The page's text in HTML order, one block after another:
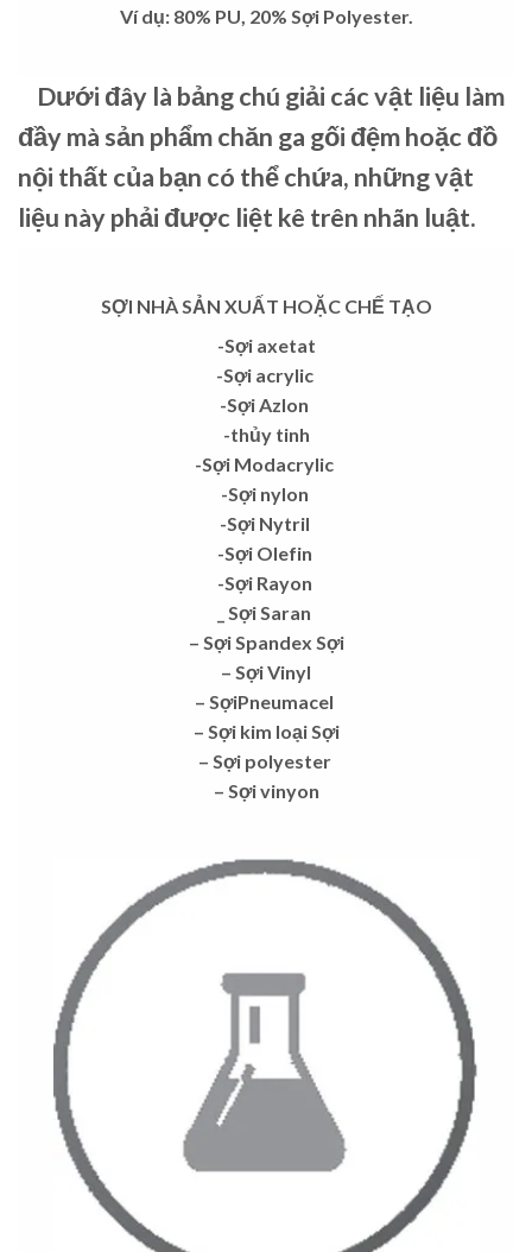
Ví dụ: 80% PU, 20% Sợi Polyester.
Dưới đây là bảng chú giải các vật liệu làm
đầy mà sản phẩm chăn ga gối đệm hoặc đồ
nội thất của bạn có thể chứa, những vật
liệu này phải được liệt kê trên nhãn luật.
SỢI NHÀ SẢN XUẤT HOẶC CHẾ TẠO
-Sợi axetat
-Sợi acrylic
-Sợi Azlon
-thủy tinh
-Sợi Modacrylic
-Sợi nylon
-Sợi Nytril
-Sợi Olefin
-Sợi Rayon
_ Sợi Saran
– Sợi Spandex Sợi
– Sợi Vinyl
– SợiPneumacel
– Sợi kim loại Sợi
– Sợi polyester
– Sợi vinyon